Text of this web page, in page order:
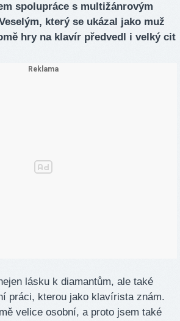
spolupráce s multižánrovým
který se ukázal jako muž
hry na klavír předvedl i velký cit
lásku k diamantům, ale také
práci, kterou jako klavírista znám.
velice osobní, a proto jsem také